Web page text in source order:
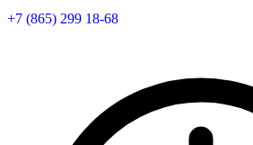
+7 (865) 299 18-68